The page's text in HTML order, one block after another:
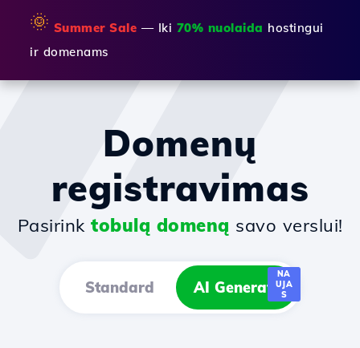
🌞 Summer Sale — Iki 70% nuolaida hostingui
ir domenams
Domenų
registravimas
Pasirink tobulą domeną savo verslui!
Standard AI Generator
NA
UJA
S